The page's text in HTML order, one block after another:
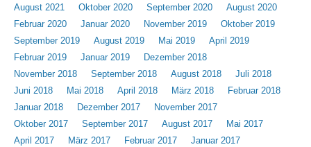
August 2021
Oktober 2020 September 2020
August 2020
Februar 2020
Januar 2020 November 2019
Oktober 2019
September 2019
August 2019 Mai 2019
April 2019
Februar 2019
Januar 2019
Dezember 2018
November 2018
September 2018 August 2018
Juli 2018
Juni 2018
Mai 2018 April 2018 März 2018
Februar 2018
Januar 2018
Dezember 2017
November 2017
Oktober 2017
September 2017 August 2017
Mai 2017
April 2017
März 2017 Februar 2017
Januar 2017